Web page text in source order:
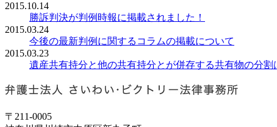
2015.10.14
勝訴判決が判例時報に掲載されました！
2015.03.24
今後の最新判例に関するコラムの掲載について
2015.03.23
遺産共有持分と他の共有持分とが併存する共有物の分
〒211-0005